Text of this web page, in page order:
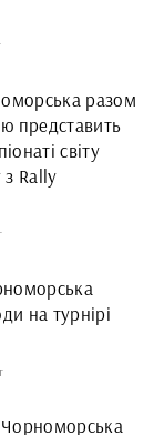
разом
представить
світу
з Rally
на турнірі
Чорноморська